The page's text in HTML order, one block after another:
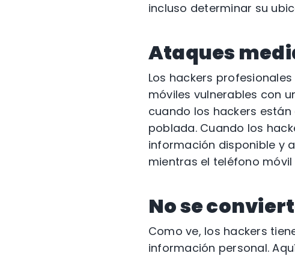
incluso determinar su
Ataques
Los hackers
móviles vulnerables con
cuando los hackers
poblada. Cuando los
información disponible y
mientras el teléfono
No se
Como ve, los hackers
información personal.